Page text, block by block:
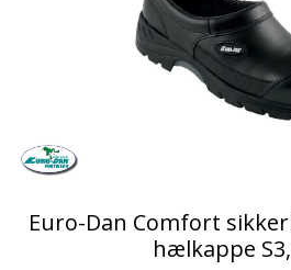
Euro-Dan Comfort
hælkappe